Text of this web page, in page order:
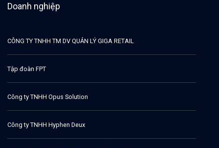
Doanh nghiệp
CÔNG TY TNHH TM DV QUẢN LÝ GIGA RETAIL
Tập đoàn FPT
Công ty TNHH Opus Solution
Công ty TNHH Hyphen Deux